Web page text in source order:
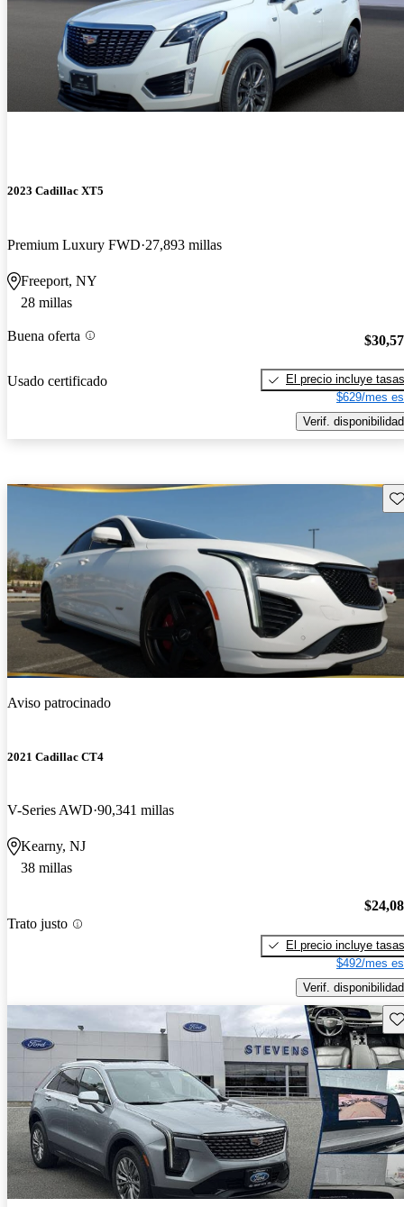
2023 Cadillac XT5
Premium Luxury FWD 27,893 millas
Freeport, NY
28 millas
Buena oferta
Usado certificado
El precio incluye tasas
$629/mes
Verif. disponibilidad
Aviso patrocinado
2021 Cadillac CT4
V-Series AWD 90,341 millas
Kearny, NJ
38 millas
Trato justo
El precio incluye tasas
$492/mes
Verif. disponibilidad